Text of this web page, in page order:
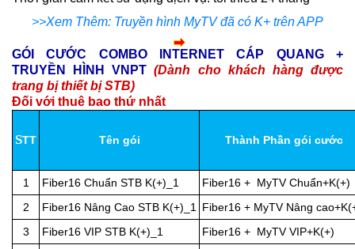
>>Xem Thêm: Truyền hình MyTV đã có K+ trên APP
GÓI CƯỚC COMBO INTERNET CÁP QUANG +
TRUYỀN HÌNH VNPT(Dành cho khách hàng được
trang bị thiết bị STB)
Đối với thuê bao thứ nhất
STT Tên gói Thành Phần gói cước
1 Fiber16 Chuẩn STB K(+)_1
Fiber16 + MyTV Chuẩn+K(+)
2
Fiber16 Nâng Cao STB K(+)_1 Fiber16 + MyTV Nâng
3
Fiber16 VIP STB K(+)_1
Fiber16 + MyTV VIP+K(+)